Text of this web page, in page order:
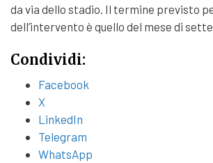
da via dello stadio. Il termine previsto
dell’intervento è quello del mese di
Condividi:
Facebook
X
LinkedIn
Telegram
WhatsApp